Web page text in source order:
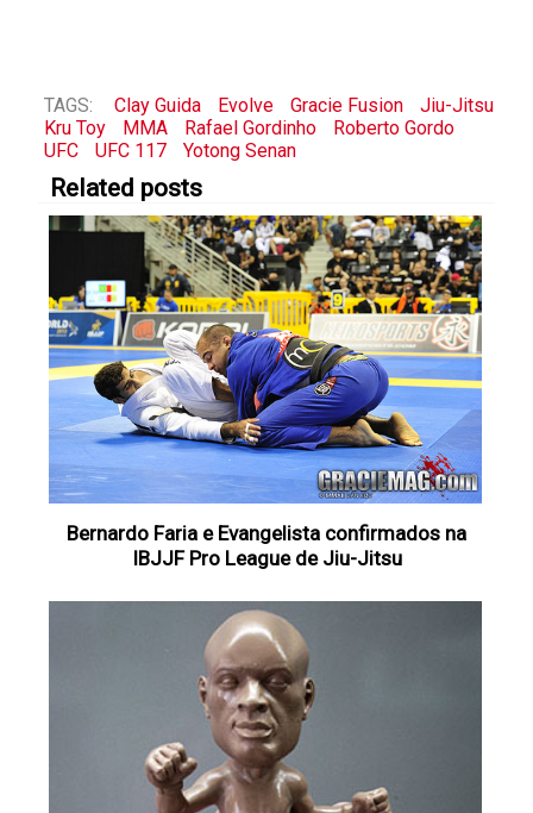
TAGS: Clay Guida Evolve Gracie Fusion
Jiu-Jitsu
Kru Toy
MMA Rafael Gordinho
Roberto Gordo
UFC
UFC 117 Yotong Senan
Related posts
Bernardo Faria e Evangelista confirmados na
IBJJF Pro League de Jiu-Jitsu